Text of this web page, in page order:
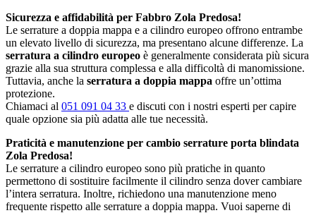
Sicurezza e affidabilità per Fabbro Zola Predosa!
Le serrature a doppia mappa e a cilindro europeo offrono entrambe
un elevato livello di sicurezza, ma presentano alcune differenze. La
serratura a cilindro europeo è generalmente considerata più sicura
grazie alla sua struttura complessa e alla difficoltà di manomissione.
Tuttavia, anche la serratura a doppia mappa offre un’ottima
protezione.
Chiamaci al 051 091 04 33 e discuti con i nostri esperti per capire
quale opzione sia più adatta alle tue necessità.
Praticità e manutenzione per cambio serrature porta blindata
Zola Predosa!
Le serrature a cilindro europeo sono più pratiche in quanto
permettono di sostituire facilmente il cilindro senza dover cambiare
l’intera serratura. Inoltre, richiedono una manutenzione meno
frequente rispetto alle serrature a doppia mappa. Vuoi saperne di